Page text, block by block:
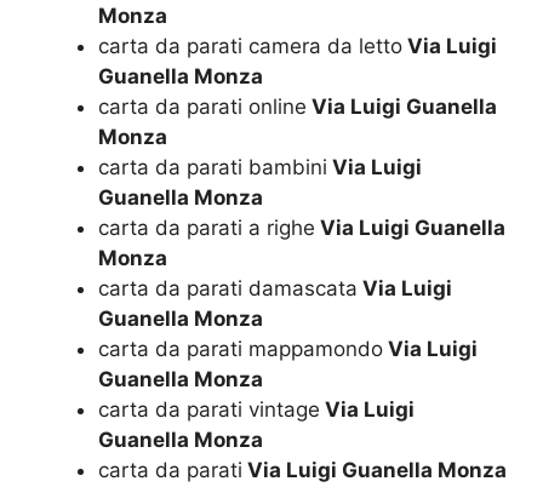
Monza
carta da parati camera da letto Via Luigi
Guanella Monza
carta da parati online Via Luigi Guanella
Monza
carta da parati bambini Via Luigi
Guanella Monza
carta da parati a righe Via Luigi Guanella
Monza
carta da parati damascata Via Luigi
Guanella Monza
carta da parati mappamondo Via Luigi
Guanella Monza
carta da parati vintage Via Luigi
Guanella Monza
carta da parati Via Luigi Guanella Monza